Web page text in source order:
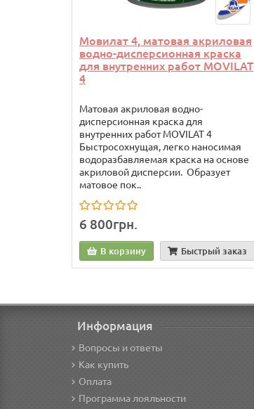
Мовилат 4, матовая акриловая
водно-дисперсионная краска
для внутренних работ MOVILAT
4
Матовая акриловая водно-
дисперсионная краска для
внутренних работ MOVILAT 4
Быстросохнущая, легко наносимая
водоразбавляемая краска на основе
акриловой дисперсии. Образует
матовое пок..
6 800грн.
В корзину Быстрый заказ
Информация
Вопросы и ответы
Как купить
Оплата
Программа лояльности